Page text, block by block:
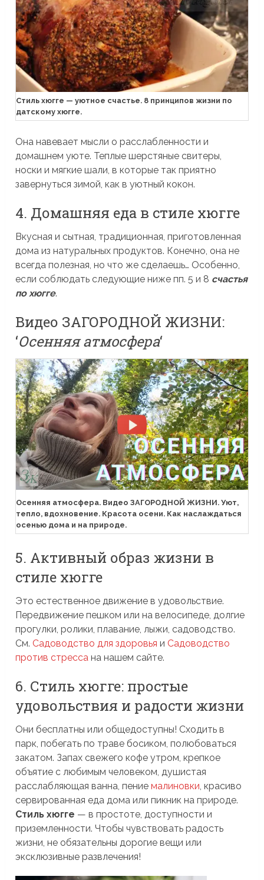
Стиль хюгге — уютное счастье. 8 принципов жизни по
датскому хюгге.
Она навевает мысли о расслабленности и
домашнем уюте. Теплые шерстяные свитеры,
носки и мягкие шали, в которые так приятно
завернуться зимой, как в уютный кокон.
4. Домашняя еда в стиле хюгге
Вкусная и сытная, традиционная, приготовленная
дома из натуральных продуктов. Конечно, она не
всегда полезная, но что же сделаешь… Особенно,
если соблюдать следующие ниже пп. 5 и 8 счастья
по хюгге.
Видео ЗАГОРОДНОЙ ЖИЗНИ:
‘Осенняя атмосфера‘
Осенняя атмосфера. Видео ЗАГОРОДНОЙ ЖИЗНИ. Уют,
тепло, вдохновение. Красота осени. Как наслаждаться
осенью дома и на природе.
5. Активный образ жизни в
стиле хюгге
Это естественное движение в удовольствие.
Передвижение пешком или на велосипеде, долгие
прогулки, ролики, плавание, лыжи, садоводство.
См. Садоводство для здоровья и Садоводство
против стресса на нашем сайте.
6. Стиль хюгге: простые
удовольствия и радости жизни
Они бесплатны или общедоступны! Сходить в
парк, побегать по траве босиком, полюбоваться
закатом. Запах свежего кофе утром, крепкое
объятие с любимым человеком, душистая
расслабляющая ванна, пениемалиновки, красиво
сервированная еда дома или пикник на природе.
Стиль хюгге — в простоте, доступности и
приземленности. Чтобы чувствовать радость
жизни, не обязательны дорогие вещи или
эксклюзивные развлечения!